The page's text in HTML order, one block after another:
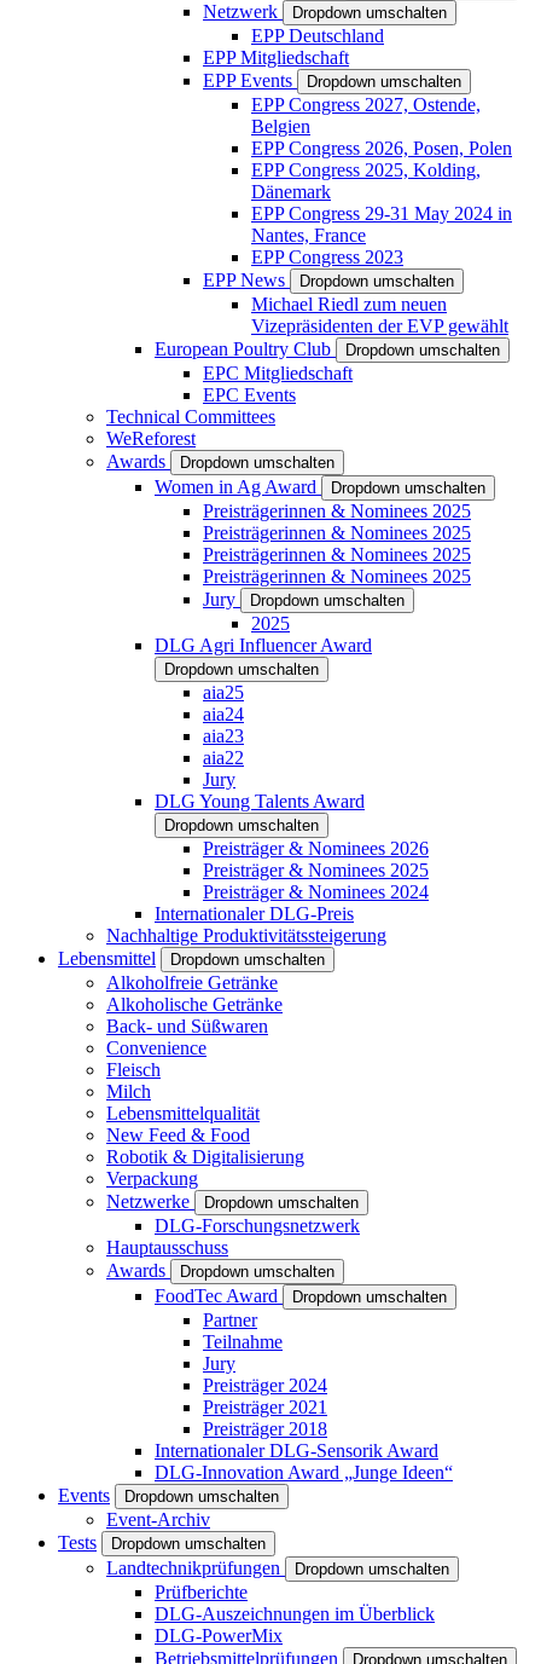
Netzwerk Dropdown umschalten
EPP Deutschland
EPP Mitgliedschaft
EPP Events
Dropdown umschalten
EPP Congress 2027, Ostende,
Belgien
EPP Congress 2026, Posen, Polen
EPP Congress 2025, Kolding,
Dänemark
EPP Congress 29-31 May 2024 in
Nantes, France
EPP Congress 2023
EPP News
Dropdown umschalten
Michael Riedl zum neuen
Vizepräsidenten der EVP gewählt
European Poultry Club
Dropdown umschalten
EPC Mitgliedschaft
EPC Events
Technical Committees
WeReforest
Awards
Dropdown umschalten
Women in Ag Award Dropdown umschalten
Preisträgerinnen & Nominees 2025
Preisträgerinnen & Nominees 2025
Preisträgerinnen & Nominees 2025
Preisträgerinnen & Nominees 2025
Jury
Dropdown umschalten
2025
DLG Agri Influencer Award
Dropdown umschalten
aia25
aia24
aia23
aia22
Jury
DLG Young Talents Award
Dropdown umschalten
Preisträger & Nominees 2026
Preisträger & Nominees 2025
Preisträger & Nominees 2024
Internationaler DLG-Preis
Nachhaltige Produktivitätssteigerung
Lebensmittel
Dropdown umschalten
Alkoholfreie Getränke
Alkoholische Getränke
Back- und Süßwaren
Convenience
Fleisch
Milch
Lebensmittelqualität
New Feed & Food
Robotik & Digitalisierung
Verpackung
Netzwerke
Dropdown umschalten
DLG-Forschungsnetzwerk
Hauptausschuss
Awards
Dropdown umschalten
FoodTec Award Dropdown umschalten
Partner
Teilnahme
Jury
Preisträger 2024
Preisträger 2021
Preisträger 2018
Internationaler DLG-Sensorik Award
DLG-Innovation Award „Junge Ideen“
Events
Dropdown umschalten
Event-Archiv
Tests
Dropdown umschalten
Landtechnikprüfungen Dropdown umschalten
Prüfberichte
DLG-Auszeichnungen im Überblick
DLG-PowerMix
Betriebsmittelprüfungen
Dropdown umschalten